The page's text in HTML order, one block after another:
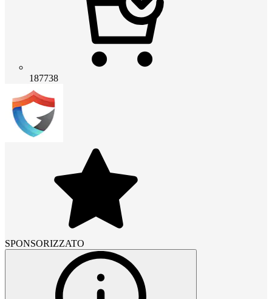
187738
SPONSORIZZATO